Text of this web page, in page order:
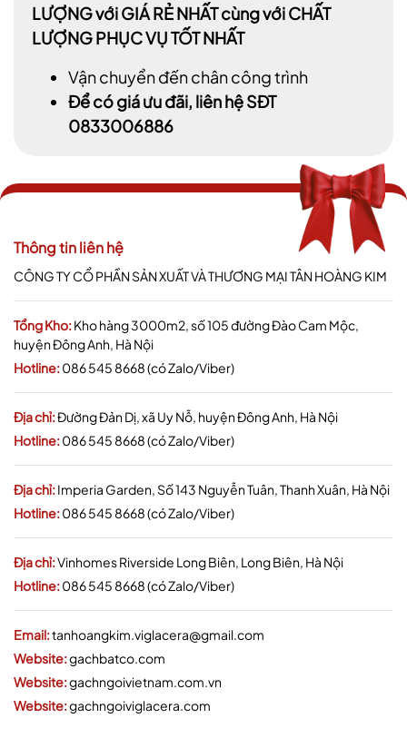
LƯỢNG với GIÁ RẺ NHẤT cùng với CHẤT
LƯỢNG PHỤC VỤ TỐT NHẤT
Vận chuyển đến chân công trình
Để có giá ưu đãi, liên hệ SĐT
0833006886
Thông tin liên hệ
CÔNG TY CỔ PHẦN SẢN XUẤT VÀ THƯƠNG MẠI TÂN HOÀNG KIM
Tổng Kho:Kho hàng 3000m2, số 105 đường Đào Cam Mộc,
huyện Đông Anh, Hà Nội
Hotline:086 545 8668 (có Zalo/Viber)
Địa chỉ:Đường Đản Dị, xã Uy Nỗ, huyện Đông Anh, Hà Nội
Hotline:086 545 8668 (có Zalo/Viber)
Địa chỉ:Imperia Garden, Số 143 Nguyễn Tuân, Thanh Xuân, Hà Nội
Hotline:086 545 8668 (có Zalo/Viber)
Địa chỉ:Vinhomes Riverside Long Biên, Long Biên, Hà Nội
Hotline:086 545 8668 (có Zalo/Viber)
Email:tanhoangkim.viglacera@gmail.com
Website:gachbatco.com
Website:gachngoivietnam.com.vn
Website:gachngoiviglacera.com